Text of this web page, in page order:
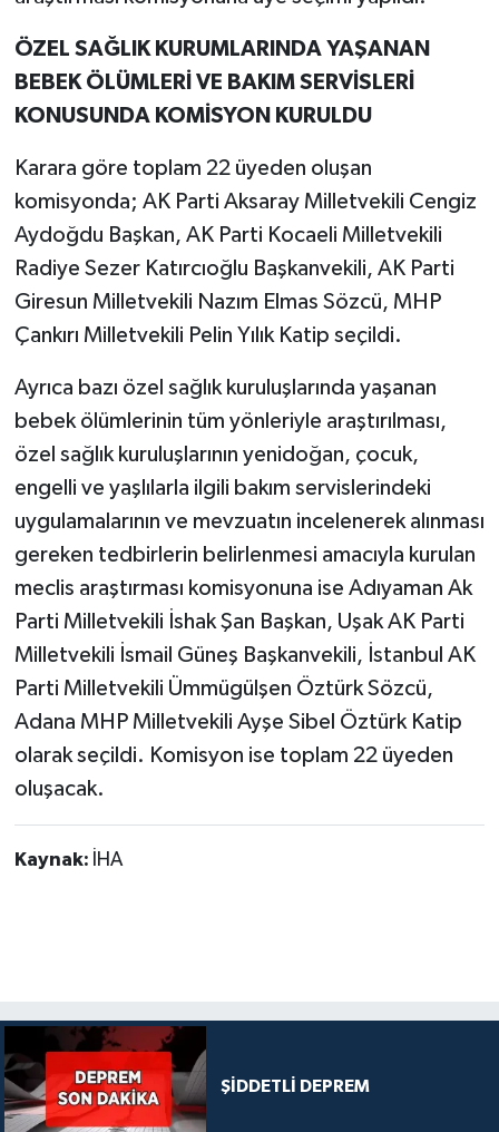
ÖZEL SAĞLIK KURUMLARINDA YAŞANAN
BEBEK ÖLÜMLERİ VE BAKIM SERVİSLERİ
KONUSUNDA KOMİSYON KURULDU
Karara göre toplam 22 üyeden oluşan
komisyonda; AK Parti Aksaray Milletvekili Cengiz
Aydoğdu Başkan, AK Parti Kocaeli Milletvekili
Radiye Sezer Katırcıoğlu Başkanvekili, AK Parti
Giresun Milletvekili Nazım Elmas Sözcü, MHP
Çankırı Milletvekili Pelin Yılık Katip seçildi.
Ayrıca bazı özel sağlık kuruluşlarında yaşanan
bebek ölümlerinin tüm yönleriyle araştırılması,
özel sağlık kuruluşlarının yenidoğan, çocuk,
engelli ve yaşlılarla ilgili bakım servislerindeki
uygulamalarının ve mevzuatın incelenerek alınması
gereken tedbirlerin belirlenmesi amacıyla kurulan
meclis araştırması komisyonuna ise Adıyaman Ak
Parti Milletvekili İshak Şan Başkan, Uşak AK Parti
Milletvekili İsmail Güneş Başkanvekili, İstanbul AK
Parti Milletvekili Ümmügülşen Öztürk Sözcü,
Adana MHP Milletvekili Ayşe Sibel Öztürk Katip
olarak seçildi. Komisyon ise toplam 22 üyeden
oluşacak.
Kaynak: İHA
ŞİDDETLİ DEPREM